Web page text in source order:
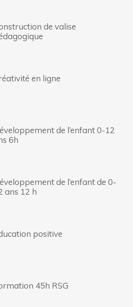
de valise
en ligne
de l’enfant 0-12
6h
de l’enfant de 0-
ans 12 h
positive
45h RSG